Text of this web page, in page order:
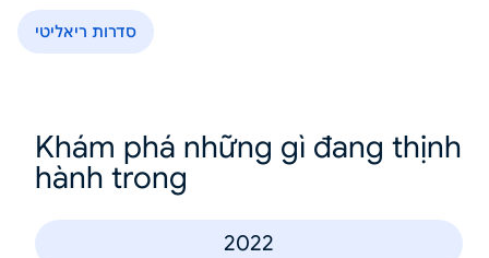
סדרות ריאליטי
Khám phá những gì đang thịnh
hành trong
2022